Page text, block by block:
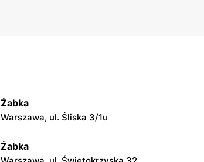
Żabka
Warszawa, ul. Śliska 3/1u
Żabka